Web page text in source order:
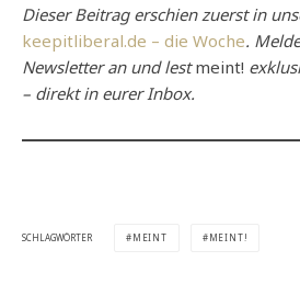
Dieser Beitrag erschien zuerst in
keepitliberal.de – die Woche.
Newsletter an und lestmeint!
– direkt in eurer Inbox.
SCHLAGWÖRTER MEINT MEINT!